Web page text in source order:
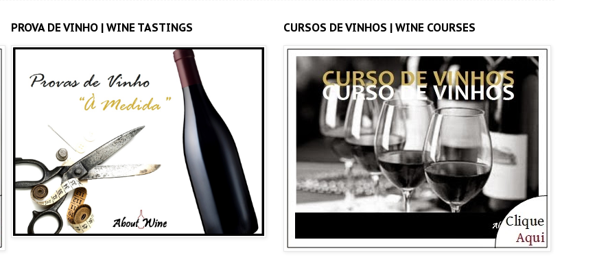
PROVA DE VINHO | WINE TASTINGS CURSOS DE VINHOS | WINE COURSES